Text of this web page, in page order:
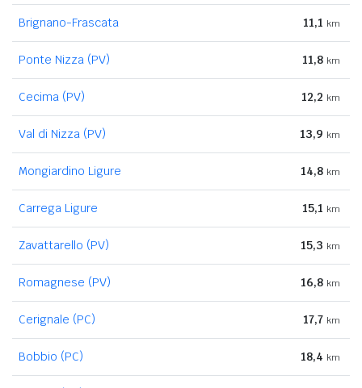
Brignano-Frascata 11,1 km
Ponte Nizza (PV) 11,8 km
Cecima (PV) 12,2 km
Val di Nizza (PV) 13,9 km
Mongiardino Ligure 14,8 km
Carrega Ligure 15,1 km
Zavattarello (PV) 15,3 km
Romagnese (PV) 16,8 km
Cerignale (PC) 17,7 km
Bobbio (PC) 18,4 km